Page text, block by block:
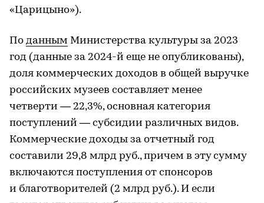
«Царицыно»).
По данным Министерства культуры за 2023
год (данные за 2024-й еще не опубликованы),
доля коммерческих доходов в общей выручке
российских музеев составляет менее
четверти — 22,3%, основная категория
поступлений — субсидии различных видов.
Коммерческие доходы за отчетный год
составили 29,8 млрд руб., причем в эту сумму
включаются поступления от спонсоров
и благотворителей (2 млрд руб.). И если